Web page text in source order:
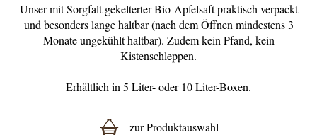
Unser mit Sorgfalt gekelterter Bio-Apfelsaft praktisch verpackt
und besonders lange haltbar (nach dem Öffnen mindestens 3
Monate ungekühlt haltbar). Zudem kein Pfand, kein
Kistenschleppen.
Erhältlich in 5 Liter- oder 10 Liter-Boxen.
zur Produktauswahl